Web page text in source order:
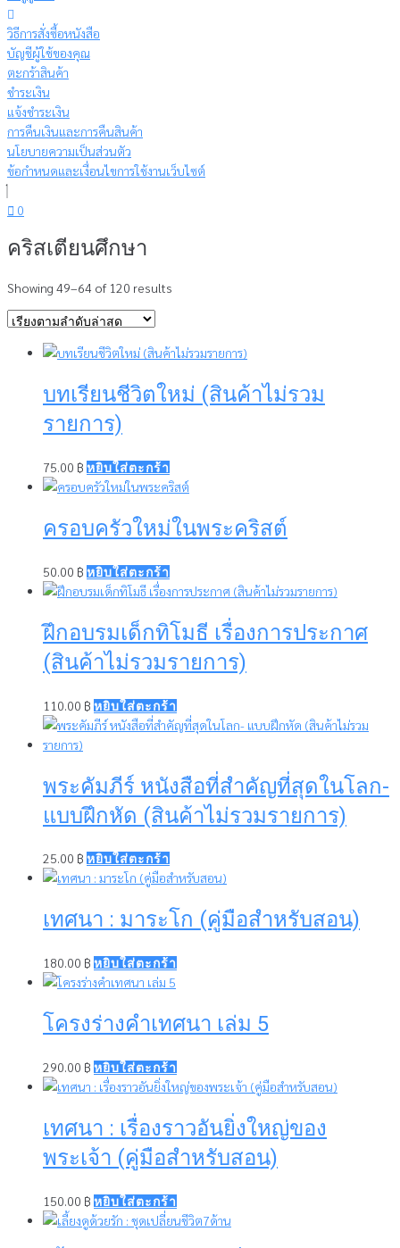
วิธีการสั่งซื้อหนังสือ
บัญชีผู้ใช้ของคุณ
ตะกร้าสินค้า
ชำระเงิน
แจ้งชำระเงิน
การคืนเงินและการคืนสินค้า
นโยบายความเป็นส่วนตัว
ข้อกำหนดและเงื่อนไขการใช้งานเว็บไซต์
0
คริสเตียนศึกษา
Showing 49–64 of 120 results
บทเรียนชีวิตใหม่ (สินค้าไม่รวม
รายการ)
75.00 ฿ หยิบใส่ตะกร้า
ครอบครัวใหม่ในพระคริสต์
50.00 ฿ หยิบใส่ตะกร้า
ฝึกอบรมเด็กทิโมธี เรื่องการประกาศ
(สินค้าไม่รวมรายการ)
110.00 ฿ หยิบใส่ตะกร้า
พระคัมภีร์ หนังสือที่สำคัญที่สุดในโลก-
แบบฝึกหัด (สินค้าไม่รวมรายการ)
25.00 ฿ หยิบใส่ตะกร้า
เทศนา : มาระโก (คู่มือสำหรับสอน)
180.00 ฿ หยิบใส่ตะกร้า
โครงร่างคำเทศนา เล่ม 5
290.00 ฿ หยิบใส่ตะกร้า
เทศนา : เรื่องราวอันยิ่งใหญ่ของ
พระเจ้า (คู่มือสำหรับสอน)
150.00 ฿ หยิบใส่ตะกร้า